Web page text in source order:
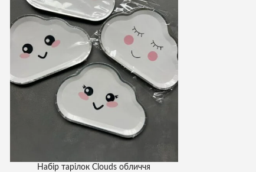
Набір тарілок Clouds обличчя